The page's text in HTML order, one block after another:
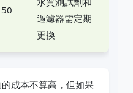
過濾器需定期
更換
成本不算高，但如果